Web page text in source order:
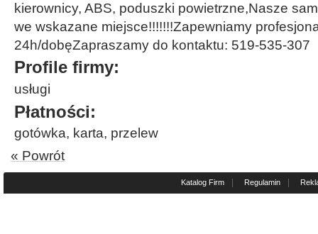
kierownicy, ABS, poduszki powietrzne,Nasze
we wskazane miejsce!!!!!!!Zapewniamy
24h/dobęZapraszamy do kontaktu: 519-535-307
Profile firmy:
usługi
Płatności:
gotówka, karta, przelew
« Powrót
Katalog Firm Regulamin